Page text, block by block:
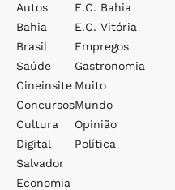
Autos
Bahia
Brasil
Saúde
Cineinsite
Concursos
Cultura
Digital
Salvador
Economia
E.c. Bahia
E.c. Vitória
Empregos
Gastronomia
Muito
Mundo
Opinião
Política